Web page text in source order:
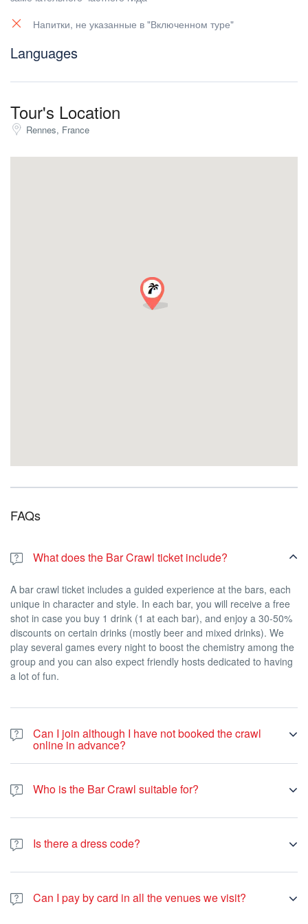
Напитки, не указанные в "Включенном туре"
Languages
Tour's Location
Rennes, France
FAQs
What does the Bar Crawl ticket include?
A bar crawl ticket includes a guided experience at the bars, each
unique in character and style. In each bar, you will receive a free
shot in case you buy 1 drink (1 at each bar), and enjoy a 30-50%
discounts on certain drinks (mostly beer and mixed drinks). We
play several games every night to boost the chemistry among the
group and you can also expect friendly hosts dedicated to having
a lot of fun.
Can I join although I have not booked the crawl
online in advance?
Yes. In case you haven’t booked online you can join the bar crawl
at any point during the night by paying 25 euros on-spot by card.
Who is the Bar Crawl suitable for?
Bar crawl is suitable for all people older than 18 years of age.
There is no upper limit, you are welcome to join us if you are 84
as long as you want to have fun. We always have people from all
Spanish speaking guides.
Is there a dress code?
We want you to have a wonderful time so dress to impress - we
are in France after all! Strictly, no flip-flops, tracksuits, football
shirts or swimsuits. That said, it’s fairly laid back and casual, so
Can I pay by card in all the venues we visit?